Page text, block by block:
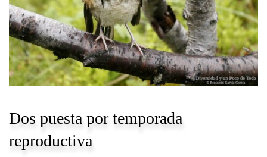
Dos puesta por temporada
reproductiva